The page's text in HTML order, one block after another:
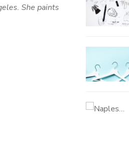
She paints